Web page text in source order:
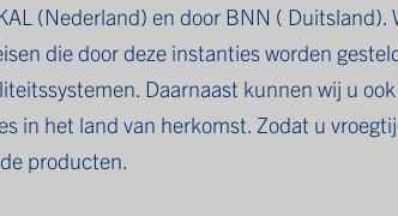
(Nederland) en door BNN ( Duitsland).
die door deze instanties worden
Daarnaast kunnen wij u
in het land van herkomst. Zodat u
producten.